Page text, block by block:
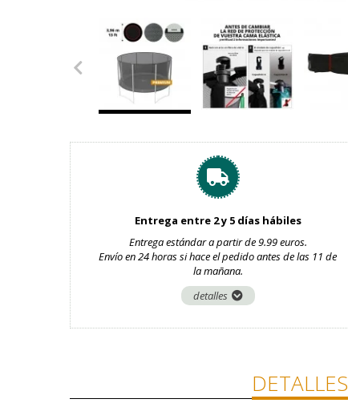
Entrega entre 2 y 5 días hábiles
Entrega estándar a partir de 9.99 euros.
Envío en 24 horas si hace el pedido antes de las 11 de
la mañana.
detalles
DETALLES